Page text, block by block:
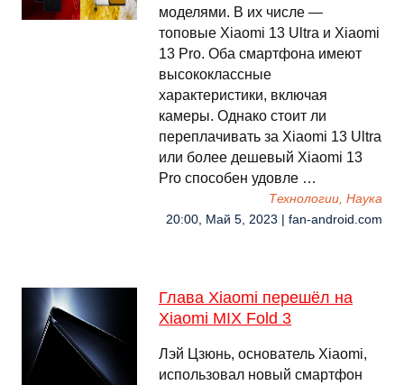
моделями. В их числе —
топовые Xiaomi 13 Ultra и Xiaomi
13 Pro. Оба смартфона имеют
высококлассные
характеристики, включая
камеры. Однако стоит ли
переплачивать за Xiaomi 13 Ultra
или более дешевый Xiaomi 13
Pro способен удовле …
Технологии, Наука
20:00, Май 5, 2023 | fan-android.com
Глава Xiaomi перешёл на
Xiaomi MIX Fold 3
Лэй Цзюнь, основатель Xiaomi,
использовал новый смартфон